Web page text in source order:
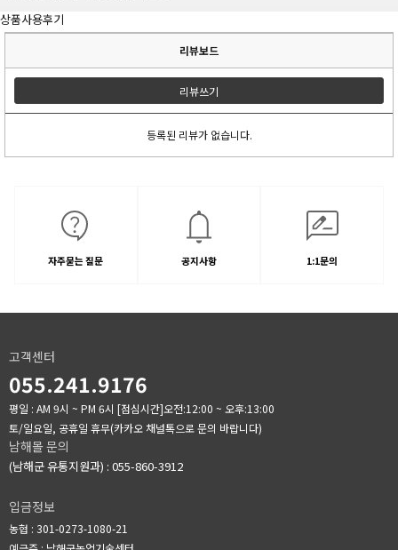
상품사용후기
리뷰보드
리뷰쓰기
등록된 리뷰가 없습니다.
자주묻는 질문 공지사항 1:1문의
고객센터
055.241.9176
평일 : AM 9시 ~ PM 6시 [점심시간]오전:12:00 ~ 오후:13:00
토/일요일, 공휴일 휴무(카카오 채널톡으로 문의 바랍니다)
남해몰 문의
(남해군 유통지원과) : 055-860-3912
입금정보
농협 : 301-0273-1080-21